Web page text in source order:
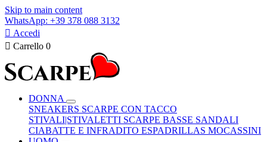
Skip to main content
WhatsApp: +39 378 088 3132
 Accedi
 Carrello 0
DONNA
SNEAKERS SCARPE CON TACCO
STIVALI|STIVALETTI SCARPE BASSE SANDALI
CIABATTE E INFRADITO ESPADRILLAS MOCASSINI